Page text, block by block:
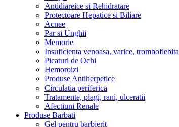
Antidiareice si Rehidratare
Protectoare Hepatice si Biliare
Acnee
Par si Unghii
Memorie
Insuficienta venoasa, varice, tromboflebita
Picaturi de Ochi
Hemoroizi
Produse Antiherpetice
Circulatia periferica
Tratamente, plagi, rani, ulceratii
Afectiuni Renale
Produse Barbati
Gel pentru barbierit